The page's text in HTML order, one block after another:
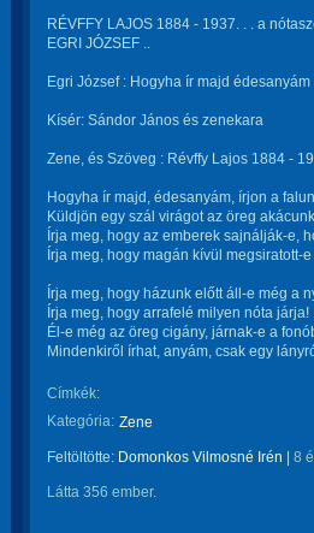
RÉVFFY LAJOS 1884 - 1937. . . a
EGRI JÓZSEF ..
Egri József : Hogyha ír majd édesanyám
Kísér: Sándor János és zenekara
Zene, és Szöveg : Révffy Lajos 1884 -
Hogyha ír majd, édesanyám, írjon a
Küldjön egy szál virágot az öreg
Írja meg, hogy az emberek sajnálják-e,
Írja meg, hogy magán kívül megsiratott-
Írja meg, hogy házunk előtt áll-e még a
Írja meg, hogy arrafelé milyen nóta járja!
Él-e még az öreg cigány, járnak-e a
Mindenkiről írhat, anyám, csak egy
Címkék:
Kategória: Zene
Feltöltötte: Domonkos Vilmosné Irén 8
Látta 356 ember.